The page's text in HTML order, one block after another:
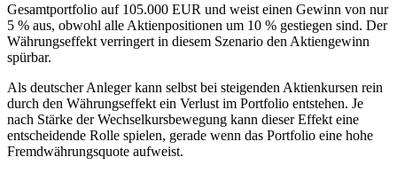
Gesamtportfolio auf 105.000 EUR und weist einen Gewinn von nur
5 % aus, obwohl alle Aktienpositionen um 10 % gestiegen sind. Der
Währungseffekt verringert in diesem Szenario den Aktiengewinn
spürbar.
Als deutscher Anleger kann selbst bei steigenden Aktienkursen rein
durch den Währungseffekt ein Verlust im Portfolio entstehen. Je
nach Stärke der Wechselkursbewegung kann dieser Effekt eine
entscheidende Rolle spielen, gerade wenn das Portfolio eine hohe
Fremdwährungsquote aufweist.